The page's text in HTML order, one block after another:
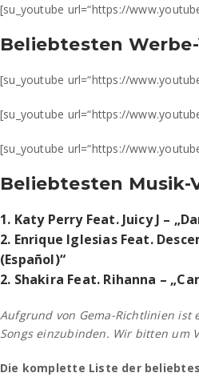
[su_youtube url=“https://
Beliebtesten Werbe-
[su_youtube url=“https://
[su_youtube url=“https://
[su_youtube url=“https://
Beliebtesten Musik-
1. Katy Perry Feat. Juicy J –
2. Enrique Iglesias Feat.
(Español)“
2. Shakira Feat. Rihanna –
Aufgrund von Gema-Richtlinien
Songs einzubinden. Wir bitten um
Die komplette Liste der